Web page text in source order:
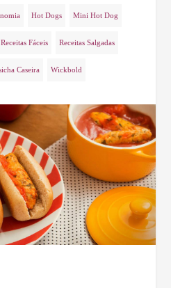
Hot Dogs Mini Hot Dog
Receitas Fáceis Receitas Salgadas
Caseira Wickbold